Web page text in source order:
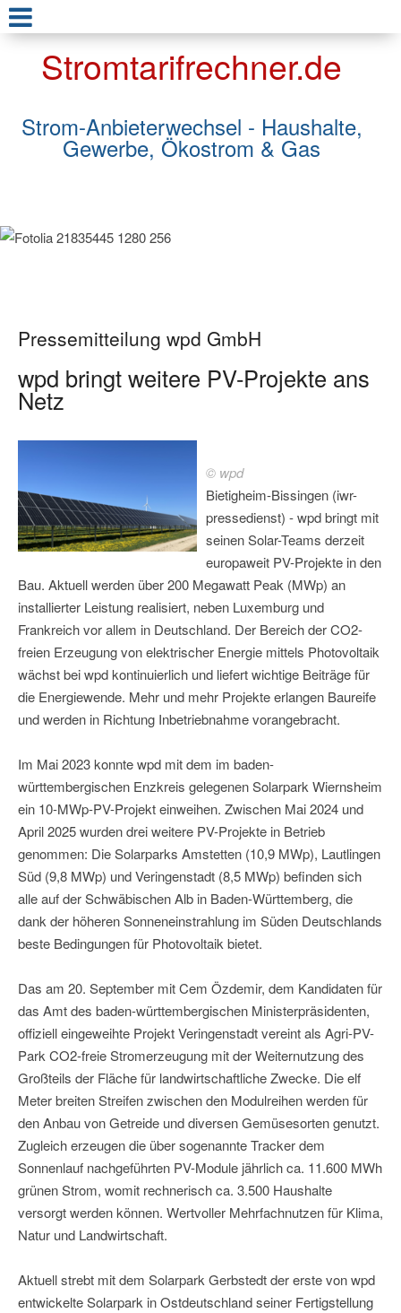
Stromtarifrechner.de
Strom-Anbieterwechsel - Haushalte,
Gewerbe, Ökostrom & Gas
Pressemitteilung wpd GmbH
wpd bringt weitere PV-Projekte ans
Netz
© wpd
Bietigheim-Bissingen (iwr-
pressedienst) - wpd bringt mit
seinen Solar-Teams derzeit
europaweit PV-Projekte in den
Bau. Aktuell werden über 200 Megawatt Peak (MWp) an
installierter Leistung realisiert, neben Luxemburg und
Frankreich vor allem in Deutschland. Der Bereich der CO2-
freien Erzeugung von elektrischer Energie mittels Photovoltaik
wächst bei wpd kontinuierlich und liefert wichtige Beiträge für
die Energiewende. Mehr und mehr Projekte erlangen Baureife
und werden in Richtung Inbetriebnahme vorangebracht.
Im Mai 2023 konnte wpd mit dem im baden-
württembergischen Enzkreis gelegenen Solarpark Wiernsheim
ein 10-MWp-PV-Projekt einweihen. Zwischen Mai 2024 und
April 2025 wurden drei weitere PV-Projekte in Betrieb
genommen: Die Solarparks Amstetten (10,9 MWp), Lautlingen
Süd (9,8 MWp) und Veringenstadt (8,5 MWp) befinden sich
alle auf der Schwäbischen Alb in Baden-Württemberg, die
dank der höheren Sonneneinstrahlung im Süden Deutschlands
beste Bedingungen für Photovoltaik bietet.
Das am 20. September mit Cem Özdemir, dem Kandidaten für
das Amt des baden-württembergischen Ministerpräsidenten,
offiziell eingeweihte Projekt Veringenstadt vereint als Agri-PV-
Park CO2-freie Stromerzeugung mit der Weiternutzung des
Großteils der Fläche für landwirtschaftliche Zwecke. Die elf
Meter breiten Streifen zwischen den Modulreihen werden für
den Anbau von Getreide und diversen Gemüsesorten genutzt.
Zugleich erzeugen die über sogenannte Tracker dem
Sonnenlauf nachgeführten PV-Module jährlich ca. 11.600 MWh
grünen Strom, womit rechnerisch ca. 3.500 Haushalte
versorgt werden können. Wertvoller Mehrfachnutzen für Klima,
Natur und Landwirtschaft.
Aktuell strebt mit dem Solarpark Gerbstedt der erste von wpd
entwickelte Solarpark in Ostdeutschland seiner Fertigstellung